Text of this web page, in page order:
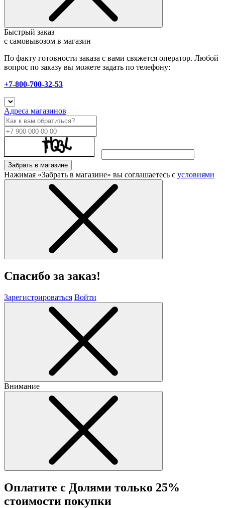
Быстрый заказ
с самовывозом в магазин
По факту готовности заказа с вами свяжется оператор. Любой
вопрос по заказу вы можете задать по телефону:
+7-800-700-32-53
Адреса магазинов
Забрать в магазине
Нажимая «Забрать в магазине» вы соглашаетесь с условиями
Спасибо за заказ!
Зарегистрироваться Войти
Внимание
Оплатите с Долями только 25%
стоимости покупки